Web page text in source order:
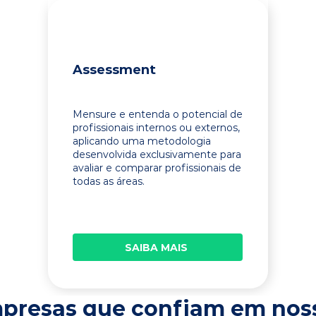
Assessment
Mensure e entenda o potencial de
profissionais internos ou externos,
aplicando uma metodologia
desenvolvida exclusivamente para
avaliar e comparar profissionais de
todas as áreas.
SAIBA MAIS
que confiam em